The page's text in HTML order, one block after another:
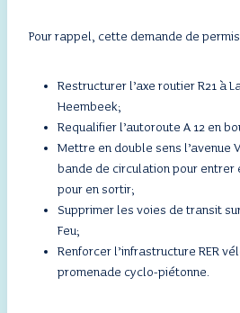
Pour rappel, cette demande de
Restructurer l’axe routier R21 à
Heembeek;
Requalifier l’autoroute A 12 en
Mettre en double sens l’avenue
bande de circulation pour entrer
pour en sortir;
Supprimer les voies de transit
Feu;
Renforcer l’infrastructure RER
promenade cyclo-piétonne.